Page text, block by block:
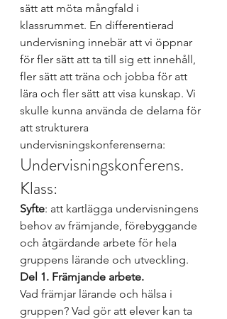
sätt att möta mångfald i
klassrummet. En differentierad
undervisning innebär att vi öppnar
för fler sätt att ta till sig ett innehåll,
fler sätt att träna och jobba för att
lära och fler sätt att visa kunskap. Vi
skulle kunna använda de delarna för
att strukturera
undervisningskonferenserna:
Undervisningskonferens.
Klass:
Syfte: att kartlägga undervisningens
behov av främjande, förebyggande
och åtgärdande arbete för hela
gruppens lärande och utveckling.
Del 1. Främjande arbete.
Vad främjar lärande och hälsa i
gruppen? Vad gör att elever kan ta